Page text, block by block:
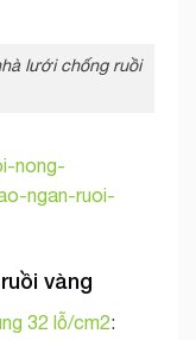
lưới chống ruồi
nong-
ngan-ruoi-
vàng
32 lỗ/cm2: